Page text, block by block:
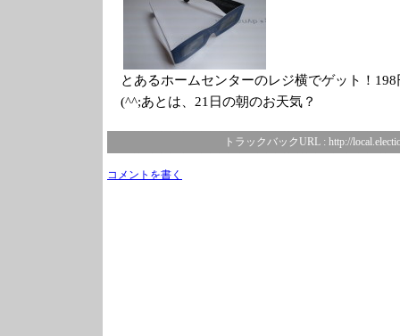
とあるホームセンターのレジ横でゲット！
(^^;あとは、21日の朝のお天気？
トラックバックURL : http://
コメントを書く